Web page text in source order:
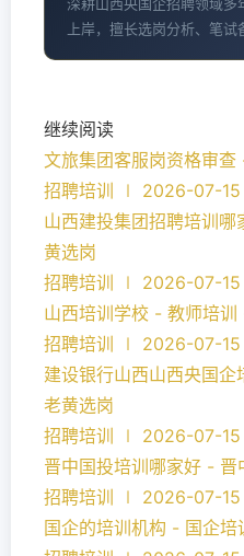
上岸，擅长选岗分析、笔试
继续阅读
文旅集团客服岗资格审
招聘培训 ∣ 2026-07-15
山西建投集团招聘培训
黄选岗
招聘培训 ∣ 2026-07-15
山西培训学校 - 教师培训
招聘培训 ∣ 2026-07-15
建设银行山西山西央国
老黄选岗
招聘培训 ∣ 2026-07-15
晋中国投培训哪家好 -
招聘培训 ∣ 2026-07-15
国企的培训机构 - 国企